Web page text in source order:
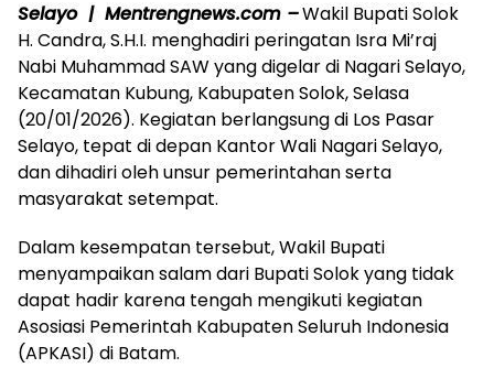
Selayo | Mentrengnews.com –Wakil Bupati Solok
H. Candra, S.H.I. menghadiri peringatan Isra Mi’raj
Nabi Muhammad SAW yang digelar di Nagari Selayo,
Kecamatan Kubung, Kabupaten Solok, Selasa
(20/01/2026). Kegiatan berlangsung di Los Pasar
Selayo, tepat di depan Kantor Wali Nagari Selayo,
dan dihadiri oleh unsur pemerintahan serta
masyarakat setempat.
Dalam kesempatan tersebut, Wakil Bupati
menyampaikan salam dari Bupati Solok yang tidak
dapat hadir karena tengah mengikuti kegiatan
Asosiasi Pemerintah Kabupaten Seluruh Indonesia
(APKASI) di Batam.